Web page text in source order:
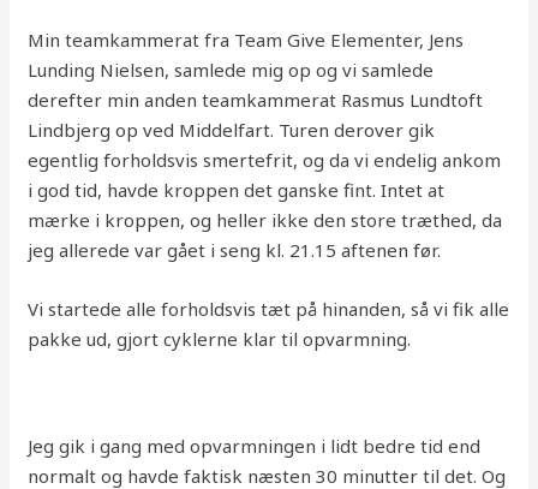
Min teamkammerat fra Team Give Elementer, Jens
Lunding Nielsen, samlede mig op og vi samlede
derefter min anden teamkammerat Rasmus Lundtoft
Lindbjerg op ved Middelfart. Turen derover gik
egentlig forholdsvis smertefrit, og da vi endelig ankom
i god tid, havde kroppen det ganske fint. Intet at
mærke i kroppen, og heller ikke den store træthed, da
jeg allerede var gået i seng kl. 21.15 aftenen før.
Vi startede alle forholdsvis tæt på hinanden, så vi fik alle
pakke ud, gjort cyklerne klar til opvarmning.
Jeg gik i gang med opvarmningen i lidt bedre tid end
normalt og havde faktisk næsten 30 minutter til det. Og